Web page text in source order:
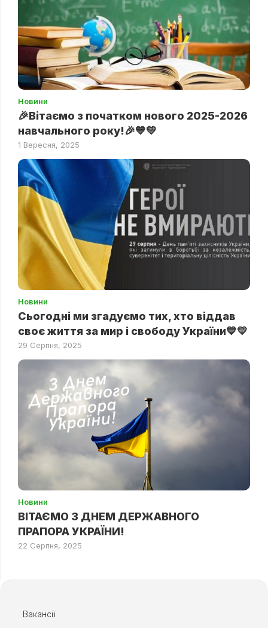
Новини
🎉Вітаємо з початком нового 2025-2026
навчального року!🎉💙💛
1 Вересня, 2025
Новини
Сьогодні ми згадуємо тих, хто віддав
своє життя за мир і свободу України💙💛
29 Серпня, 2025
Новини
ВІТАЄМО З ДНЕМ ДЕРЖАВНОГО
ПРАПОРА УКРАЇНИ!
22 Серпня, 2025
Вакансії